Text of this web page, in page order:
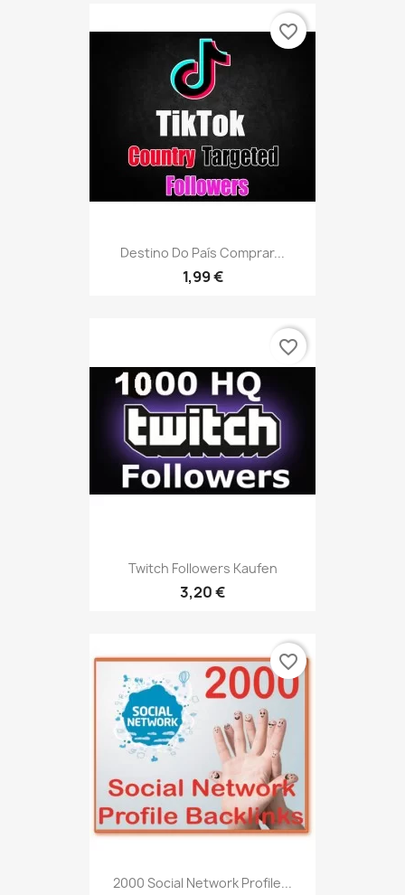
Destino Do País Comprar...
1,99 €
favorite_border
Twitch Followers Kaufen
3,20 €
favorite_border
2000 Social Network Profile...
favorite_border